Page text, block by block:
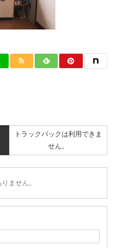
トラックバックは利用できま
せん。
ません。